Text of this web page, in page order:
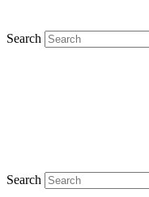
Search
Search